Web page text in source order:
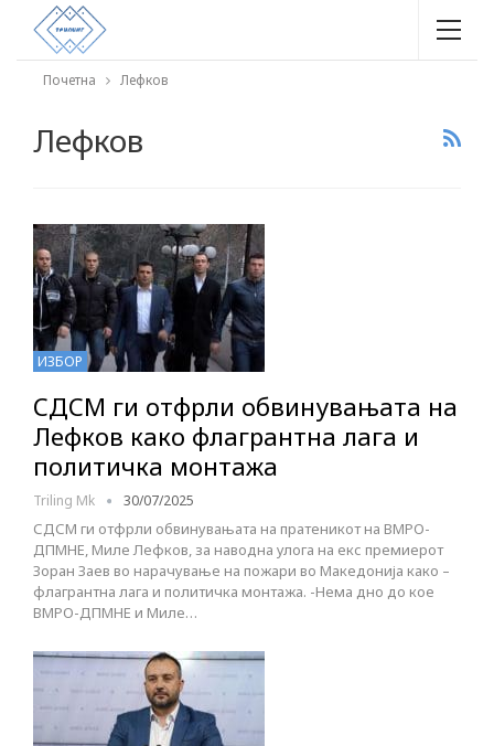
Почетна Лефков
Лефков
ИЗБОР
СДСМ ги отфрли обвинувањата на
Лефков како флагрантна лага и
политичка монтажа
Triling Mk 30/07/2025
СДСМ ги отфрли обвинувањата на пратеникот на ВМРО-
ДПМНЕ, Миле Лефков, за наводна улога на екс премиерот
Зоран Заев во нарачување на пожари во Македонија како –
флагрантна лага и политичка монтажа. -Нема дно до кое
ВМРО-ДПМНЕ и Миле…